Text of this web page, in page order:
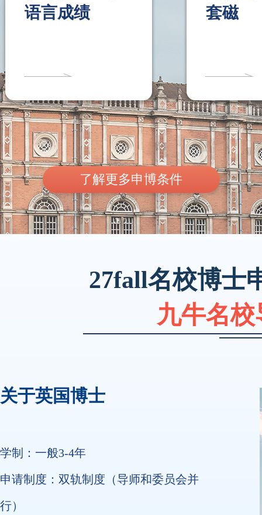
语言成绩
套磁
了解更多申博条件
27fall名校博士
九牛名
关于英国博士
学制：一般3-4年
申请制度：双轨制度（导师和委员会并
行）